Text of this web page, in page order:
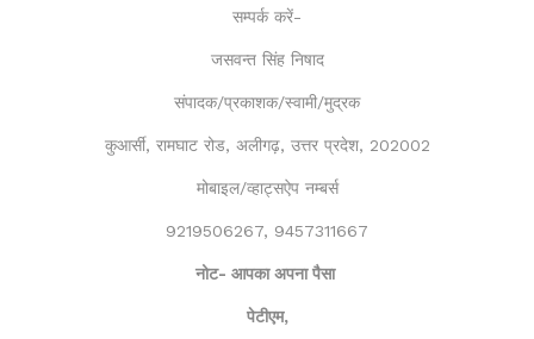
सम्पर्क करें-
जसवन्त सिंह निषाद
संपादक/प्रकाशक/स्वामी/मुद्रक
कुआर्सी, रामघाट रोड, अलीगढ़, उत्तर प्रदेश, 202002
मोबाइल/व्हाट्सऐप नम्बर्स
9219506267, 9457311667
नोट- आपका अपना पैसा
पेटीएम,